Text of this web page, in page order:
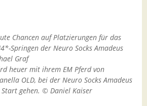
Chancen auf Platzierungen für das
Springen der Neuro Socks Amadeus
Graf
heuer mit ihrem EM Pferd von
OLD, bei der Neuro Socks Amadeus
gehen. © Daniel Kaiser